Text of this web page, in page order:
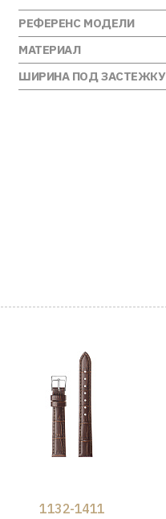
РЕФЕРЕНС МОДЕЛИ
МАТЕРИАЛ
ШИРИНА ПОД ЗАСТЕЖКУ
1132-1411